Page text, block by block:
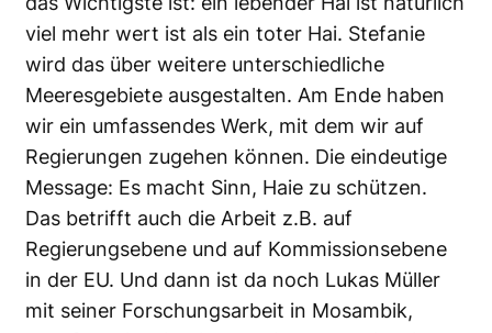
viel mehr wert ist als ein toter Hai. Stefanie
wird das über weitere unterschiedliche
Meeresgebiete ausgestalten. Am Ende haben
wir ein umfassendes Werk, mit dem wir auf
Regierungen zugehen können. Die eindeutige
Message: Es macht Sinn, Haie zu schützen.
Das betrifft auch die Arbeit z.B. auf
Regierungsebene und auf Kommissionsebene
in der EU. Und dann ist da noch Lukas Müller
mit seiner Forschungsarbeit in Mosambik,